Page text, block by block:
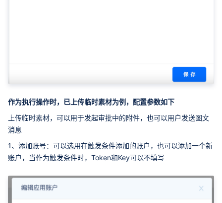
作为执行操作时，已上传临时素材为例，配置参数如下
上传临时素材，可以用于发起审批中的附件，也可以用户发送图文
消息
1、添加账号：可以选用在触发条件添加的账户，也可以添加一个新
账户，当作为触发条件时，Token和Key可以不填写